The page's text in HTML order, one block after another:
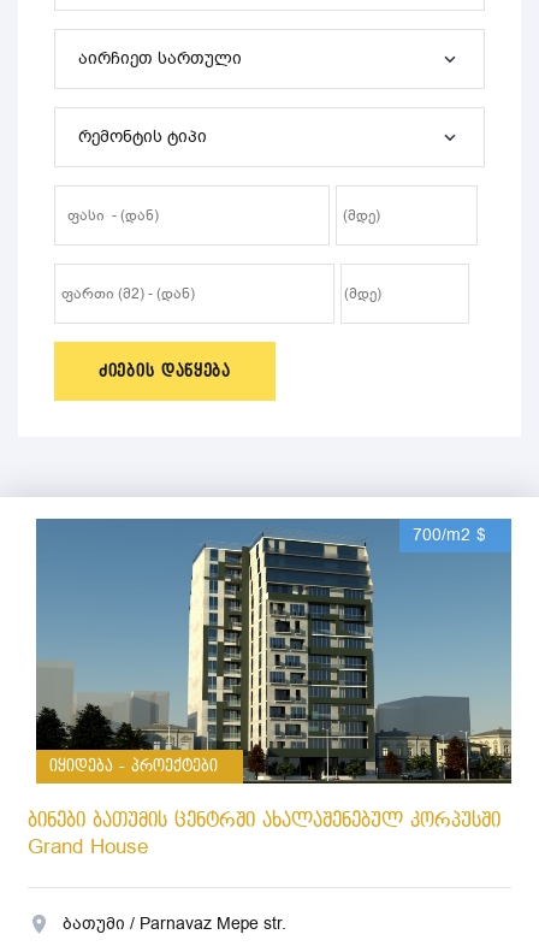
აირჩიეთ სართული
რემონტის ტიპი
ᲫᲘᲔᲑᲘᲡ ᲓᲐᲬᲧᲔᲑᲐ
700/m2 $
იყიდება - პროექტები
ბინები ბათუმის ცენტრში ახალაშენებულ კორპუსში
Grand House
ბათუმი / Parnavaz Mepe str.